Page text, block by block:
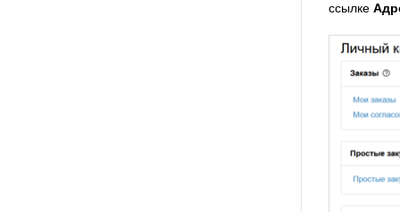
ссылке